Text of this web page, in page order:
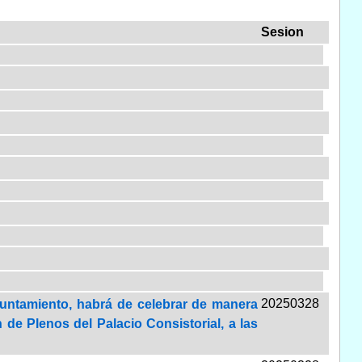
Sesion
habrá de celebrar de manera
Plenos del Palacio Consistorial, a las
20250328